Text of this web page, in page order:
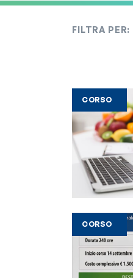
FILTRA PER:
CORSO
CORSO